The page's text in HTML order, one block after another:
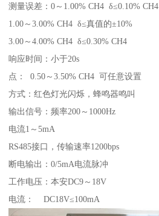
测量误差：0～1.00% CH4 δ≤0.10% CH4
1.00～3.00% CH4 δ≤真值的±10%
3.00～4.00% CH4 δ≤0.30% CH4
响应时间：小于20s
点： 0.50～3.50% CH4 可任意设置
方式：红色灯光闪烁，蜂鸣器鸣叫
输出信号：频率200～1000Hz
电流1～5mA
RS485接口，传输速率1200bps
断电输出：0/5mA电流脉冲
工作电压：本安DC9～18V
电流： DC18V≤100mA